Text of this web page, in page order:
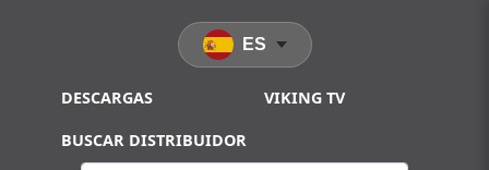
DESCARGAS VIKING TV
BUSCAR DISTRIBUIDOR
ES